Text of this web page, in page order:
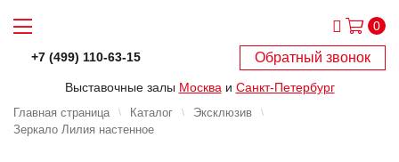
0
+7 (499) 110-63-15 Обратный звонок
Выставочные залы Москва и Санкт-Петербург
Главная страница Каталог
Эксклюзив
Зеркало Лилия настенное